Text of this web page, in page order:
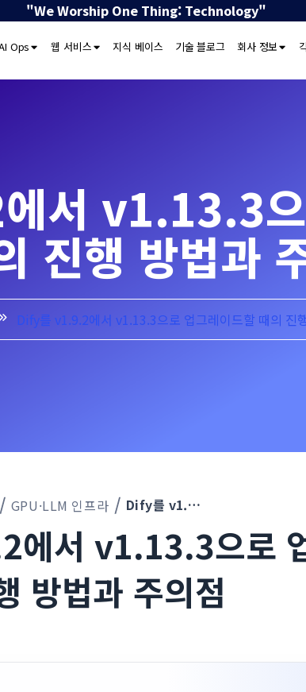
"We Worship One Thing: Technology"
Ops 웹 서비스 지식 베이스 기술 블로그 회사 정보
서 v1.13.3으
진행 방법과
Dify를 v1.9.2에서 v1.13.3으로 업그레이드할 때의 진
GPU·LLM 인프라 Dify를 v1.9.2에서 v1.13.3으로 업그레이드할 때의 진행 방법과 주의점
서 v1.13.3으로
방법과 주의점